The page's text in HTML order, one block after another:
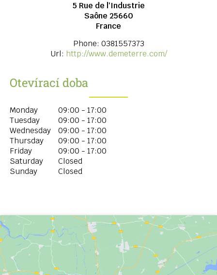
5 Rue de l'Industrie
Saône 25660
France
Phone: 0381557373
Url: http://www.demeterre.com/
Otevírací doba
Monday
09:00 - 17:00
Tuesday
09:00 - 17:00
Wednesday
09:00 - 17:00
Thursday
09:00 - 17:00
Friday
09:00 - 17:00
Saturday
Closed
Sunday
Closed